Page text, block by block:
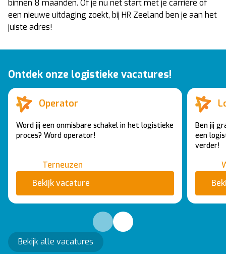
binnen 8 maanden. Of je nu net start met je carrière of
een nieuwe uitdaging zoekt, bij HR Zeeland ben je aan het
juiste adres!
Ontdek onze logistieke vacatures!
Bekijk alle vacatures
Operator
Word jij een onmisbare schakel in het logistieke
proces? Word operator!
Terneuzen
Bekijk vacature
Ben jij
een
verder!